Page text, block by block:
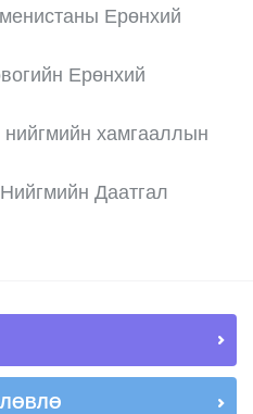
Ерөнхий
Ерөнхий
хамгааллын
Даатгал